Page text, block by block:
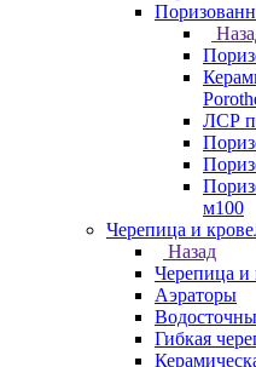
ЛСР
м100
Черепица и
Назад
Черепица и
Аэраторы
Гибкая